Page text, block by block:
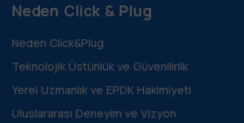
Neden Click & Plug
Neden Click&Plug
Teknolojik Üstünlük ve Güvenilirlik
Yerel Uzmanlık ve EPDK Hakimiyeti
Uluslararası Deneyim ve Vizyon